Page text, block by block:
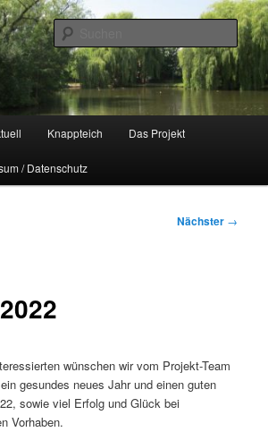
Chemnitzer Yorckgebiet
Knappteich Das Projekt
/ Datenschutz
Nächster →
wünschen wir vom Projekt-Team
gesundes neues Jahr und einen guten
sowie viel Erfolg und Glück bei
Vorhaben.